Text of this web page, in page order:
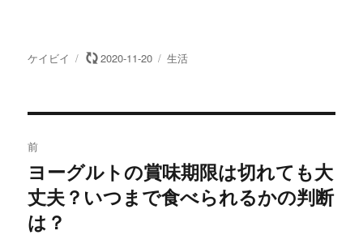
w
i
で
共
い
ウ
ィ
ン
ド
ウ
で
k
で
に
は
し
て
だ
さ
投
ケイビイ
投 2020-11-20
カ
リ
生活
稿
ナ
前
過
去
の
ヨーグルトの賞味期限は切れても大
丈夫？いつまで食べられるかの判断
は？